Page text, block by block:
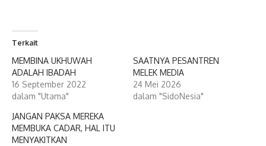
Terkait
MEMBINA UKHUWAH
ADALAH IBADAH
16 September 2022
dalam "Utama"
SAATNYA PESANTREN
MELEK MEDIA
24 Mei 2026
dalam "SidoNesia"
JANGAN PAKSA MEREKA
MEMBUKA CADAR, HAL ITU
MENYAKITKAN